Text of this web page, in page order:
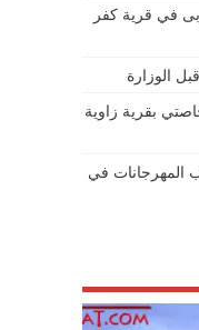
في قرية كفر
الوزارة
بقرية زاوية
المهرجانات في